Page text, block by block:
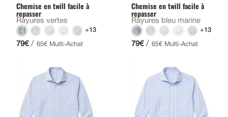
Chemise en twill facile à
repasser
Rayures vertes
+13
79€ / 65€ Multi-Achat
Chemise en twill facile à
repasser
Rayures bleu marine
+13
79€ / 65€ Multi-Achat